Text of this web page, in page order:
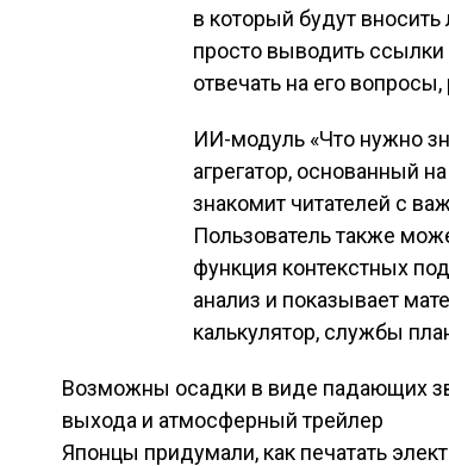
в который будут
просто выводить
отвечать на его
ИИ-модуль «Что нужно
агрегатор, основанный
знакомит читателей с
Пользователь также
функция контекстных
анализ и показывает
калькулятор, службы
Навигация по
Возможны осадки в виде падающих
выхода и атмосферный трейлер
Японцы придумали, как печатать